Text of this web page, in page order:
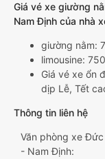
Giá vé xe giường
Nam Định của nhà
giường nằm:
limousine:
Giá vé xe ổn
dịp Lễ, Tết
Thông tin liên hệ
Văn phòng xe
- Nam Định: